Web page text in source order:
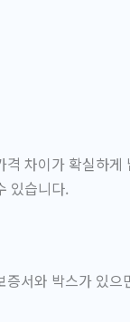
차이가 확실하게
있습니다.
서와 박스가 있으